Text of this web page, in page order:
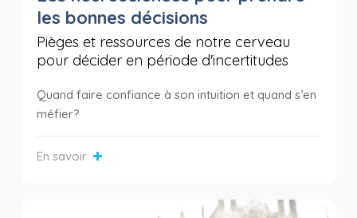
les bonnes décisions
Pièges et ressources de notre cerveau
pour décider en période d'incertitudes
Quand faire confiance à son intuition et quand s’en
méfier?
En savoir